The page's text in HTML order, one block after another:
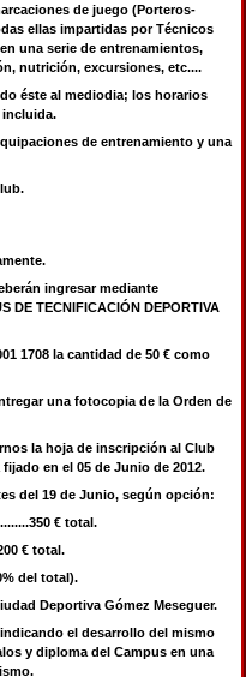
de juego (Porteros-
ellas impartidas por Técnicos
una serie de entrenamientos,
nutrición, excursiones, etc....
éste al mediodia; los horarios
incluida.
de entrenamiento y una
ingresar mediante
DE TECNIFICACIÓN DEPORTIVA
1708 la cantidad de 50 € como
una fotocopia de la Orden de
la hoja de inscripción al Club
en el 05 de Junio de 2012.
del 19 de Junio, según opción:
€ total.
€ total.
del total).
Deportiva Gómez Meseguer.
el desarrollo del mismo
y diploma del Campus en una